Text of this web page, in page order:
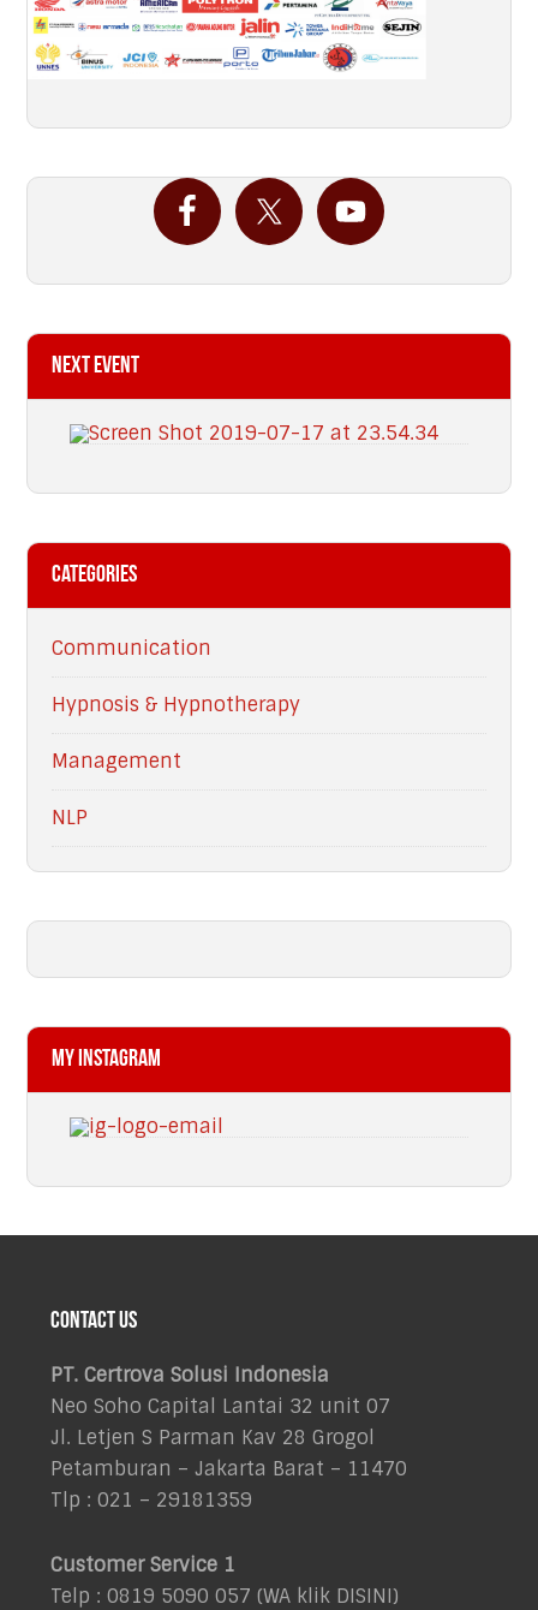
Next Event
Categories
Communication
Hypnosis & Hypnotherapy
Management
NLP
My Instagram
FooterContact Us
PT. Certrova Solusi Indonesia
Neo Soho Capital Lantai 32 unit 07
Jl. Letjen S Parman Kav 28 Grogol
Petamburan – Jakarta Barat – 11470
Tlp : 021 – 29181359
Customer Service 1
Telp : 0819 5090 057 (WA klik DISINI)